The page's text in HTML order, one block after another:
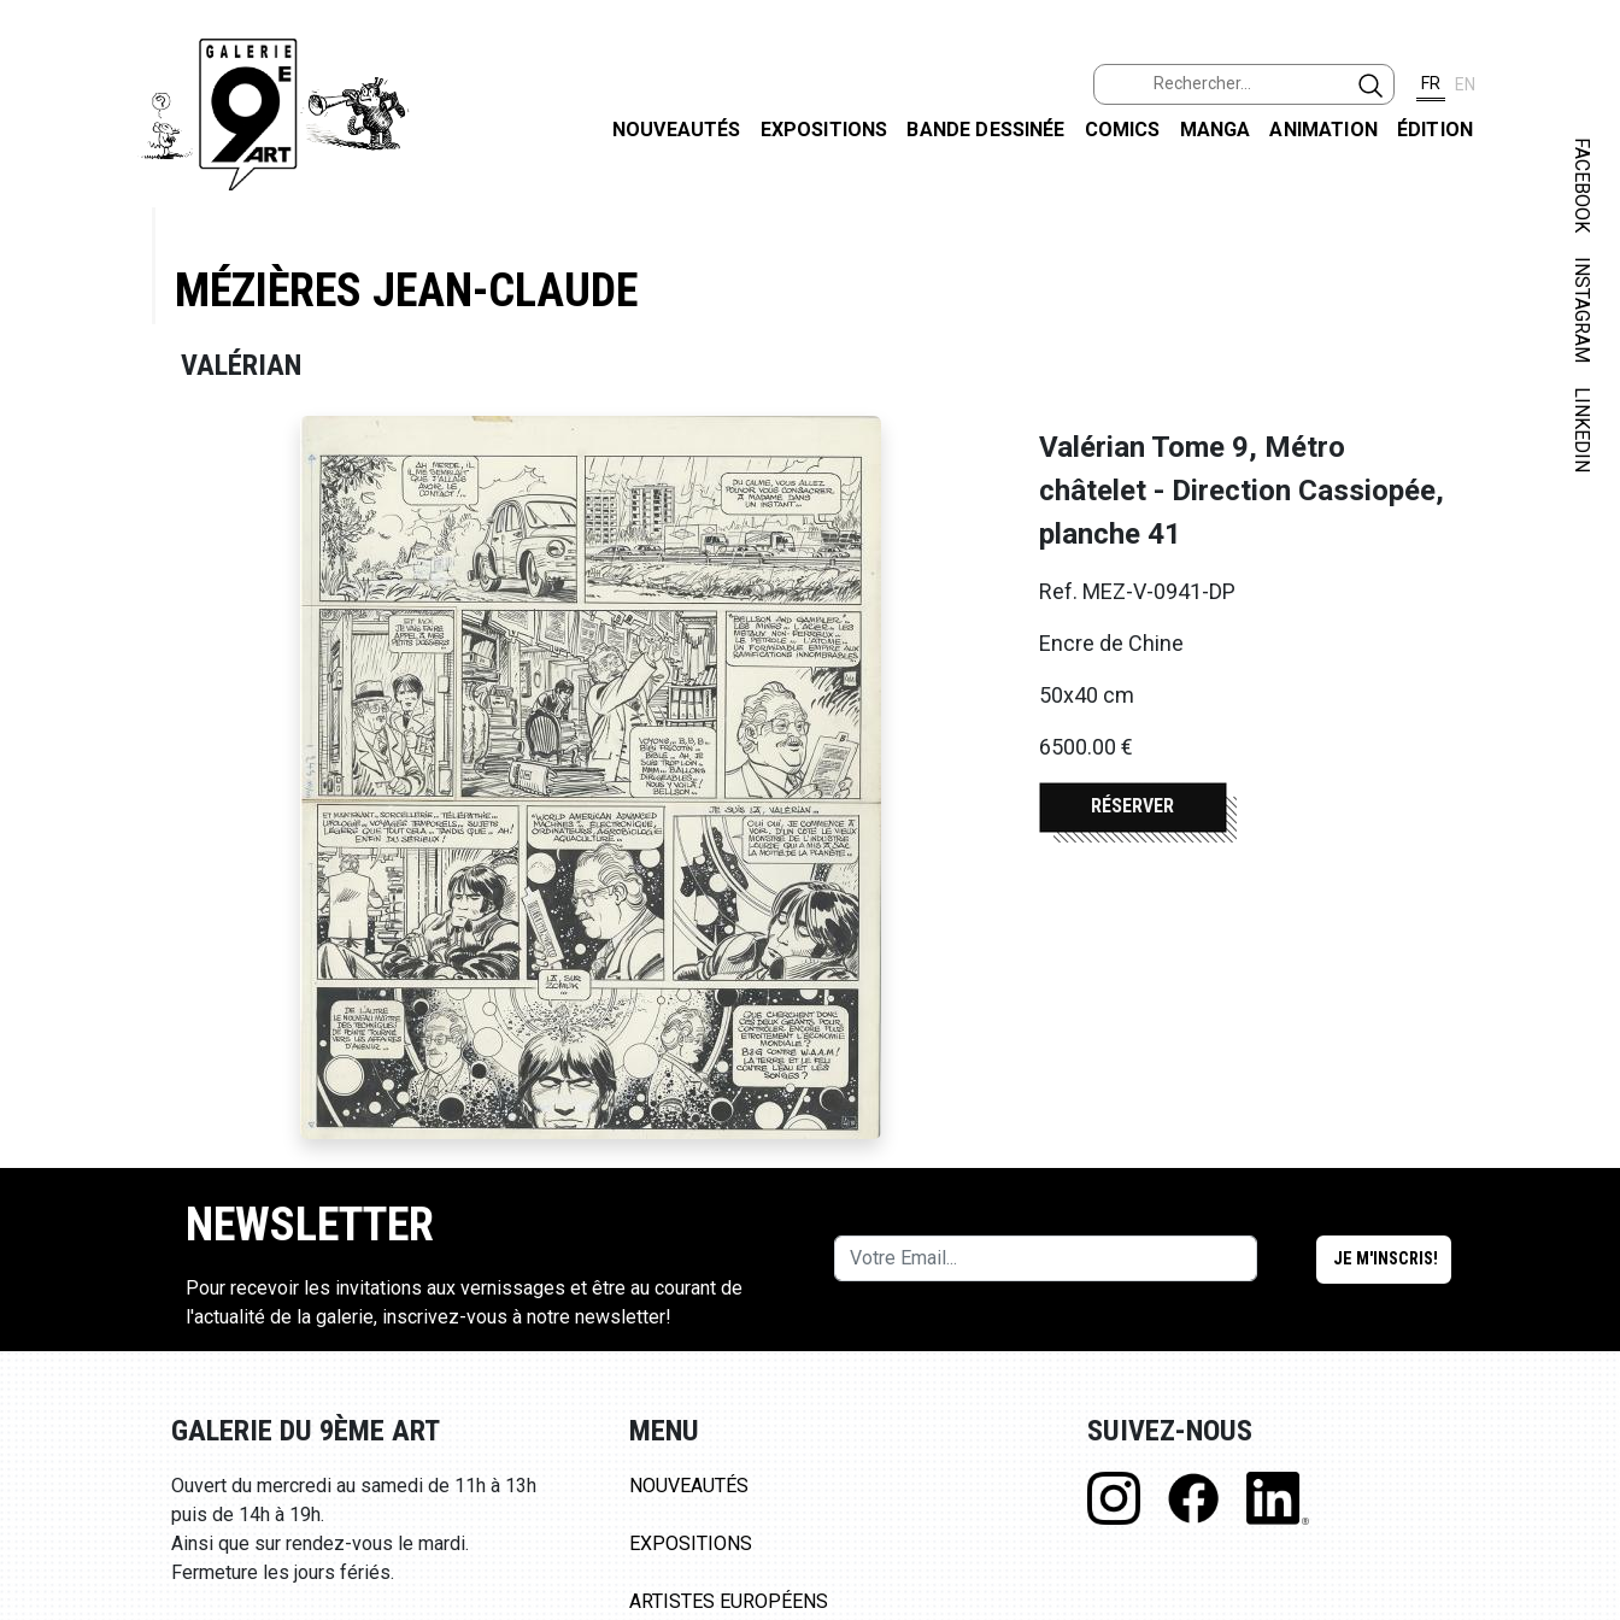
FR EN
NOUVEAUTÉS EXPOSITIONS BANDE DESSINÉE COMICS MANGA ANIMATION ÉDITION
FACEBOOK
INSTAGRAM
LINKEDIN
MÉZIÈRES JEAN-CLAUDE
VALÉRIAN
Valérian Tome 9, Métro
châtelet - Direction Cassiopée,
planche 41
Ref. MEZ-V-0941-DP
Encre de Chine
50x40 cm
6500.00 €
RÉSERVER
NEWSLETTER
Pour recevoir les invitations aux vernissages et être au courant de
l'actualité de la galerie, inscrivez-vous à notre newsletter!
GALERIE DU 9ÈME ART
Ouvert du mercredi au samedi de 11h à 13h
puis de 14h à 19h.
Ainsi que sur rendez-vous le mardi.
Fermeture les jours fériés.
MENU
NOUVEAUTÉS
EXPOSITIONS
ARTISTES EUROPÉENS
SUIVEZ-NOUS